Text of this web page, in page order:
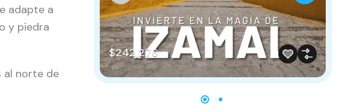
adapte a
y piedra
al norte de
$242,276